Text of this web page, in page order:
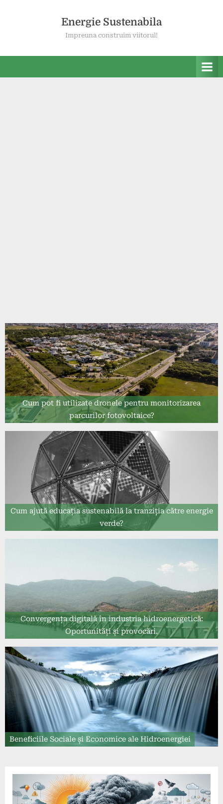
Energie Sustenabila
Impreuna construim viitorul!
Cum pot fi utilizate dronele pentru monitorizarea
parcurilor fotovoltaice?
Cum ajută educația sustenabilă la tranziția către energie
verde?
Convergența digitală în industria hidroenergetică:
Oportunități și provocări.
Beneficiile Sociale și Economice ale Hidroenergiei